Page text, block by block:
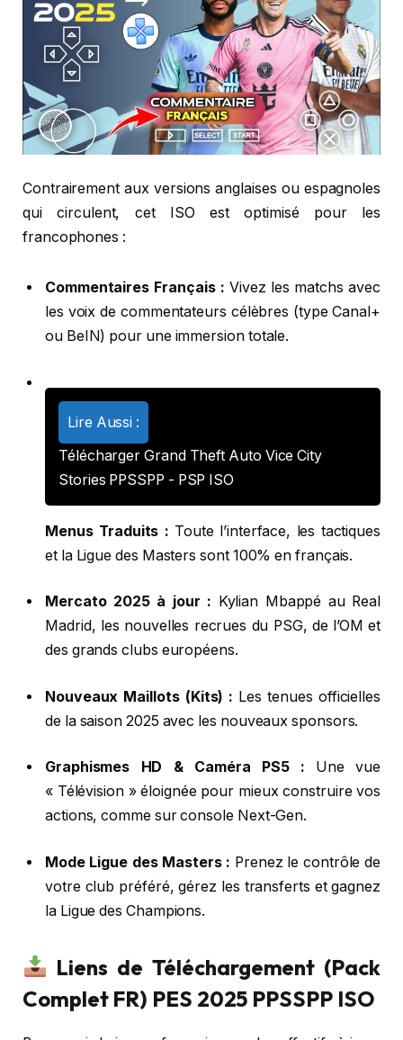
Contrairement aux versions anglaises ou espagnoles
qui circulent, cet ISO est optimisé pour les
francophones :
Commentaires Français : Vivez les matchs avec
les voix de commentateurs célèbres (type Canal+
ou BeIN) pour une immersion totale.
Lire Aussi :
Télécharger Grand Theft Auto Vice City
Stories PPSSPP - PSP ISO
Menus Traduits : Toute l’interface, les tactiques
et la Ligue des Masters sont 100% en français.
Mercato 2025 à jour : Kylian Mbappé au Real
Madrid, les nouvelles recrues du PSG, de l’OM et
des grands clubs européens.
Nouveaux Maillots (Kits) : Les tenues officielles
de la saison 2025 avec les nouveaux sponsors.
Graphismes HD & Caméra PS5 : Une vue
« Télévision » éloignée pour mieux construire vos
actions, comme sur console Next-Gen.
Mode Ligue des Masters : Prenez le contrôle de
votre club préféré, gérez les transferts et gagnez
la Ligue des Champions.
Liens de Téléchargement (Pack
Complet FR) PES 2025 PPSSPP ISO